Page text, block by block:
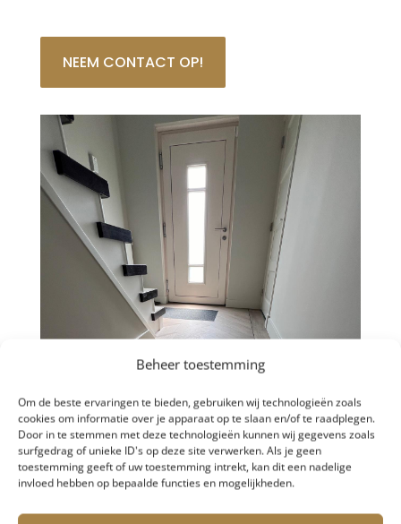
Beheer toestemming
Om de beste ervaringen te bieden, gebruiken wij technologieën zoals
cookies om informatie over je apparaat op te slaan en/of te raadplegen.
Door in te stemmen met deze technologieën kunnen wij gegevens zoals
surfgedrag of unieke ID's op deze site verwerken. Als je geen
toestemming geeft of uw toestemming intrekt, kan dit een nadelige
invloed hebben op bepaalde functies en mogelijkheden.
NEEM CONTACT OP!